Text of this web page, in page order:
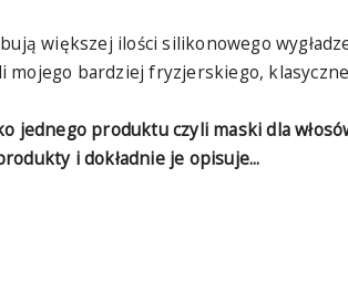
większej ilości silikonowego
mojego bardziej fryzjerskiego,
jednego produktu czyli maski dla
i dokładnie je opisuje...